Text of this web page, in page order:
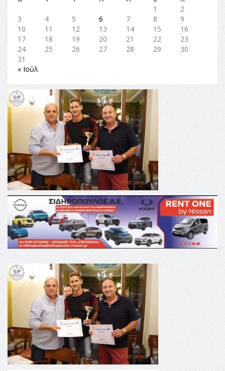
1
2
3
4 5 6 7 8
9
10
11 12 13 14 15
16
17
18 19 20 21 22
23
24
25 26 27 28 29
30
31
« Ιούλ